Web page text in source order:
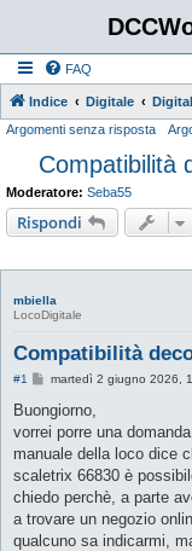
FAQ
Indice Digitale
Argomenti senza risposta
Compatibilità
Moderatore: Seba55
Rispondi
mbiella
LocoDigitale
Compatibilità
#1
M
s
s
a
g
i
o
martedì 2 giugno 2026,
Buongiorno,
vorrei porre una
manuale della loco dice
scaletrix 66830 è
chiedo perchè, a parte
a trovare un negozio
qualcuno sa indicarmi,